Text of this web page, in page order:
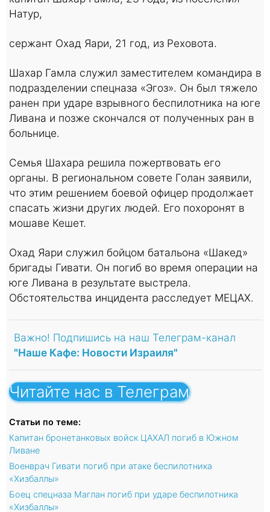
Натур,
сержант Охад Яари, 21 год, из Реховота.
Шахар Гамла служил заместителем командира в
подразделении спецназа «Эгоз». Он был тяжело
ранен при ударе взрывного беспилотника на юге
Ливана и позже скончался от полученных ран в
больнице.
Семья Шахара решила пожертвовать его
органы. В региональном совете Голан заявили,
что этим решением боевой офицер продолжает
спасать жизни других людей. Его похоронят в
мошаве Кешет.
Охад Яари служил бойцом батальона «Шакед»
бригады Гивати. Он погиб во время операции на
юге Ливана в результате выстрела.
Обстоятельства инцидента расследует МЕЦАХ.
Важно! Подпишись на наш Телеграм-канал
"Наше Кафе: Новости Израиля"
Читайте нас в Телеграм
Статьи по теме:
Капитан бронетанковых войск ЦАХАЛ погиб в Южном
Ливане
Военврач Гивати погиб при атаке беспилотника
«Хизбаллы»
Боец спецназа Маглан погиб при ударе беспилотника
«Хизбаллы»